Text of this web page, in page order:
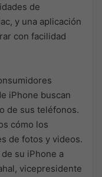
de
y una aplicación
con facilidad
iPhone buscan
de sus teléfonos.
cómo los
de fotos y videos.
su iPhone a
vicepresidente